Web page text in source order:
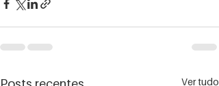
Ver tudo